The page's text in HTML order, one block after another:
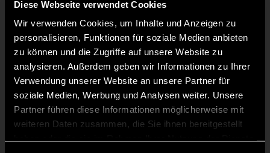
Diese Webseite verwendet Cookies
Wir verwenden Cookies, um Inhalte und Anzeigen zu
personalisieren, Funktionen für soziale Medien anbieten
zu können und die Zugriffe auf unsere Website zu
analysieren. Außerdem geben wir Informationen zu Ihrer
Verwendung unserer Website an unsere Partner für
soziale Medien, Werbung und Analysen weiter. Unsere
Partner führen diese Informationen möglicherweise mit
weiteren Daten zusammen, die Sie ihnen bereitgestellt
Charlotte
V.
Elisa
O.